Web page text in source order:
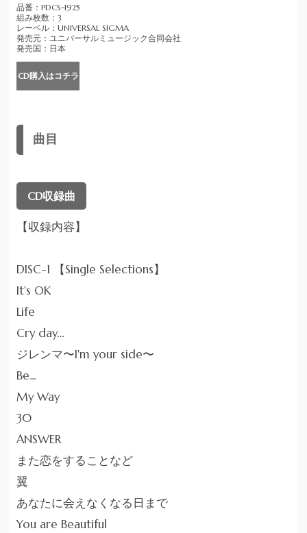
品番：PDCS-1925
組み枚数：3
レーベル：UNIVERSAL SIGMA
発売元：ユニバーサルミュージック合同会社
発売国：日本
CD購入はコチラ
曲目
CD収録曲
【収録内容】
DISC-1 【Single Selections】
It's OK
Life
Cry day…
ジレンマ〜I'm your side〜
Be...
My Way
30
ANSWER
また恋をすることなど
翼
あなたに会えなくなる日まで
You are Beautiful